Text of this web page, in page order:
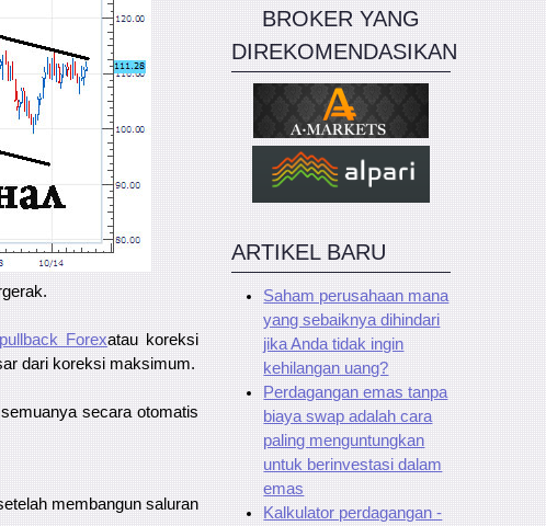
pullback Forexatau koreksi
dari koreksi maksimum.
secara otomatis
membangun saluran
BROKER YANG
DIREKOMENDASIKAN
ARTIKEL BARU
Saham perusahaan mana
yang sebaiknya dihindari
jika Anda tidak ingin
kehilangan uang?
Perdagangan emas tanpa
biaya swap adalah cara
paling menguntungkan
untuk berinvestasi dalam
emas
Kalkulator perdagangan -